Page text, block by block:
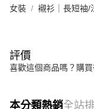
女裝 襯衫｜長短袖/
評價
喜歡這個商品嗎？購
本分類熱銷全站